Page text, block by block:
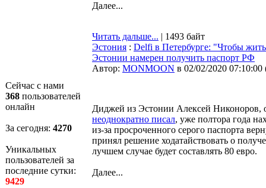
Сейчас с нами
368 пользователей
онлайн
За сегодня: 4270
Уникальных
пользователей за
последние сутки:
9429
Далее...
Читать дальше... | 1493 байт
Эстония : Delfi в Петербурге: "Чтобы
Эстонии намерен получить паспорт РФ
Автор: MONMOON в 02/02/2020 07:10:00
Диджей из Эстонии Алексей Никоноров,
неоднократно писал, уже полтора года
из-за просроченного серого паспорта
принял решение ходатайствовать о
лучшем случае будет составлять 80 евро.
Далее...